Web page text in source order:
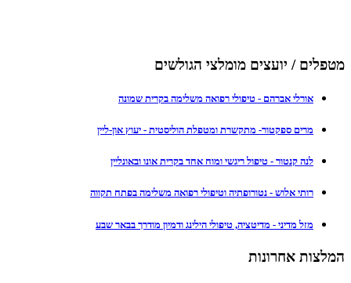
מטפלים / יועצים מומלצי הגולשים
אורלי אברהם - טיפולי רפואה משלימה בקרית שמונה
מרים ספקטור- מתקשרת ומטפלת הוליסטית - יעוץ און-ליין
לנה קנטור - טיפול ריגשי ומוח אחד בקרית אונו ובאונליין
רותי אלוש - נטורופתיה וטיפולי רפואה משלימה בפתח תקווה
מזל מדיני - מדיטציה, טיפולי הילינג ודמיון מודרך בבאר שבע
המלצות אחרונות